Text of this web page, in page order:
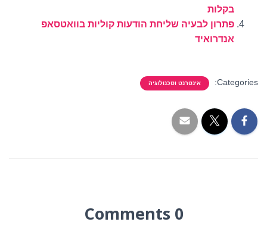
בקלות
פתרון לבעיה שליחת הודעות קוליות בוואטסאפ
אנדרואיד
Categories: אינטרנט וטכנולוגיה
0 Comments